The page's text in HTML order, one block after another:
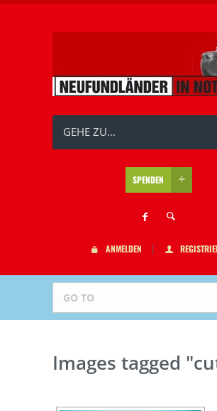
GEHE ZU...
SPENDEN
ANMELDEN
Images tagged